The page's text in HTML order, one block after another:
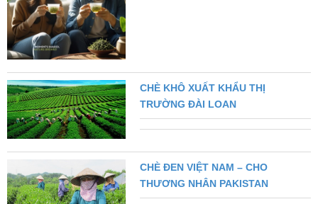
CHÈ KHÔ XUẤT KHẨU THỊ
TRƯỜNG ĐÀI LOAN
CHÈ ĐEN VIỆT NAM – CHO
THƯƠNG NHÂN PAKISTAN